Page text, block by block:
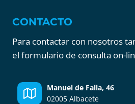
CONTACTO
Para contactar con nosotros
el formulario de consulta on-
Manuel de Falla, 46
02005 Albacete